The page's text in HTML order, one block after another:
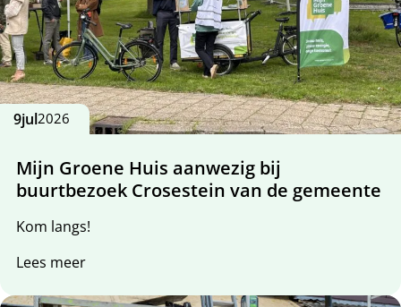
9jul2026
Mijn Groene Huis aanwezig bij
buurtbezoek Crosestein van de gemeente
Kom langs!
Lees meer